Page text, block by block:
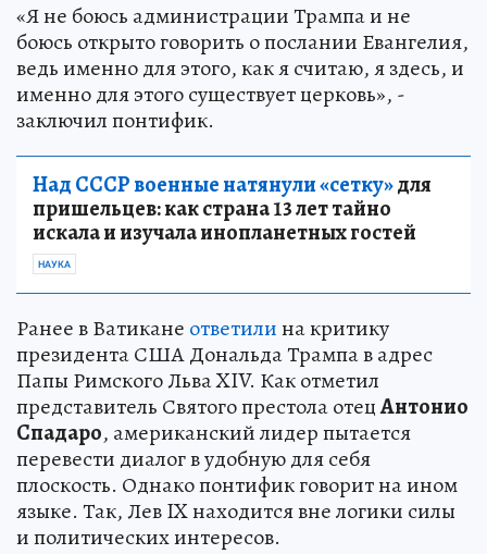
«Я не боюсь администрации Трампа и не
боюсь открыто говорить о послании Евангелия,
ведь именно для этого, как я считаю, я здесь, и
именно для этого существует церковь», -
заключил понтифик.
Над СССР военные натянули «сетку»для
пришельцев: как страна 13 лет тайно
искала и изучала инопланетных гостей
НАУКА
Ранее в Ватикане ответилина критику
президента США Дональда Трампа в адрес
Папы Римского Льва XIV. Как отметил
представитель Святого престола отецАнтонио
Спадаро, американский лидер пытается
перевести диалог в удобную для себя
плоскость. Однако понтифик говорит на ином
языке. Так, Лев IX находится вне логики силы
и политических интересов.